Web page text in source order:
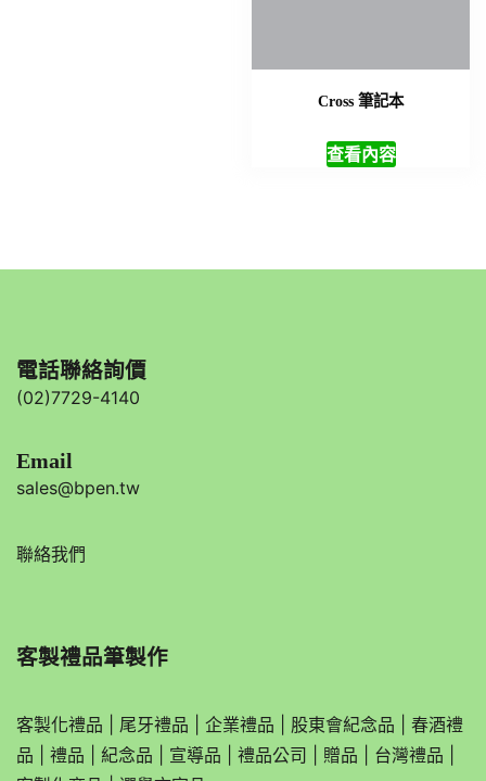
Cross 筆記本
查看內容
電話聯絡詢價
(02)7729-4140
Email
sales@bpen.tw
聯絡我們
客製禮品筆製作
客製化禮品 尾牙禮品 企業禮品 股東會紀念品
春酒禮
品
禮品 紀念品 宣導品 禮品公司 贈品 台灣禮品